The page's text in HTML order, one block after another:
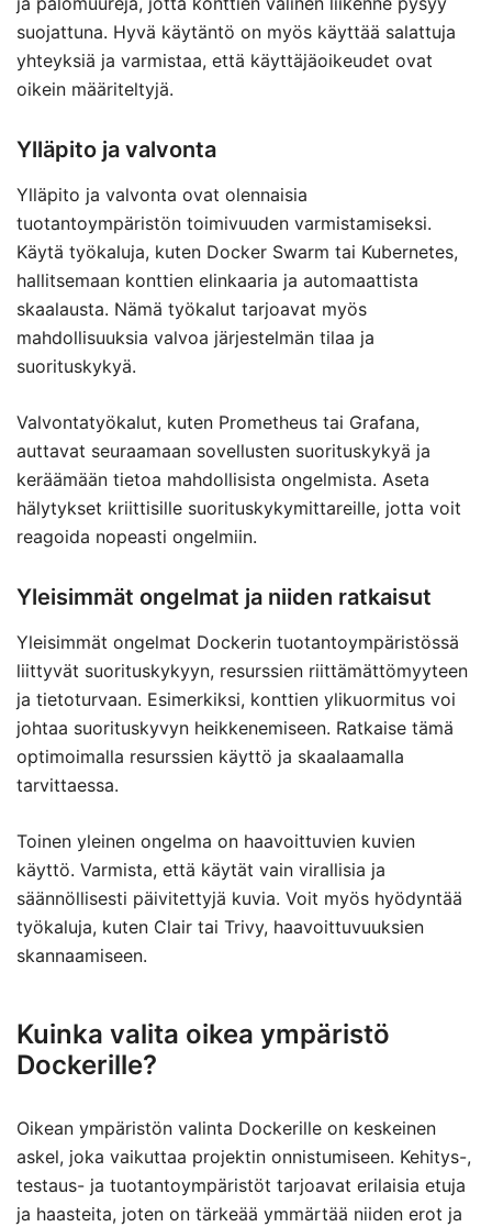
suojattuna. Hyvä käytäntö on myös käyttää salattuja
yhteyksiä ja varmistaa, että käyttäjäoikeudet ovat
oikein määriteltyjä.
Ylläpito ja valvonta
Ylläpito ja valvonta ovat olennaisia
tuotantoympäristön toimivuuden varmistamiseksi.
Käytä työkaluja, kuten Docker Swarm tai Kubernetes,
hallitsemaan konttien elinkaaria ja automaattista
skaalausta. Nämä työkalut tarjoavat myös
mahdollisuuksia valvoa järjestelmän tilaa ja
suorituskykyä.
Valvontatyökalut, kuten Prometheus tai Grafana,
auttavat seuraamaan sovellusten suorituskykyä ja
keräämään tietoa mahdollisista ongelmista. Aseta
hälytykset kriittisille suorituskykymittareille, jotta voit
reagoida nopeasti ongelmiin.
Yleisimmät ongelmat ja niiden ratkaisut
Yleisimmät ongelmat Dockerin tuotantoympäristössä
liittyvät suorituskykyyn, resurssien riittämättömyyteen
ja tietoturvaan. Esimerkiksi, konttien ylikuormitus voi
johtaa suorituskyvyn heikkenemiseen. Ratkaise tämä
optimoimalla resurssien käyttö ja skaalaamalla
tarvittaessa.
Toinen yleinen ongelma on haavoittuvien kuvien
käyttö. Varmista, että käytät vain virallisia ja
säännöllisesti päivitettyjä kuvia. Voit myös hyödyntää
työkaluja, kuten Clair tai Trivy, haavoittuvuuksien
skannaamiseen.
Kuinka valita oikea ympäristö
Dockerille?
Oikean ympäristön valinta Dockerille on keskeinen
askel, joka vaikuttaa projektin onnistumiseen. Kehitys-,
testaus- ja tuotantoympäristöt tarjoavat erilaisia etuja
ja haasteita, joten on tärkeää ymmärtää niiden erot ja